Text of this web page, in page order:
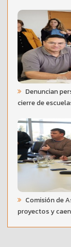
Denuncian
cierre de
Comisión de
proyectos y